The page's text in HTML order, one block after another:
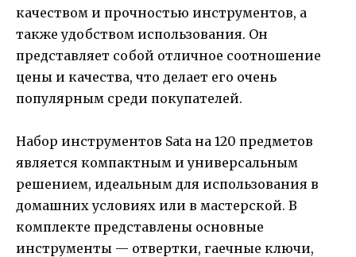
качеством и прочностью инструментов, а
также удобством использования. Он
представляет собой отличное соотношение
цены и качества, что делает его очень
популярным среди покупателей.
Набор инструментов Sata на 120 предметов
является компактным и универсальным
решением, идеальным для использования в
домашних условиях или в мастерской. В
комплекте представлены основные
инструменты — отвертки, гаечные ключи,